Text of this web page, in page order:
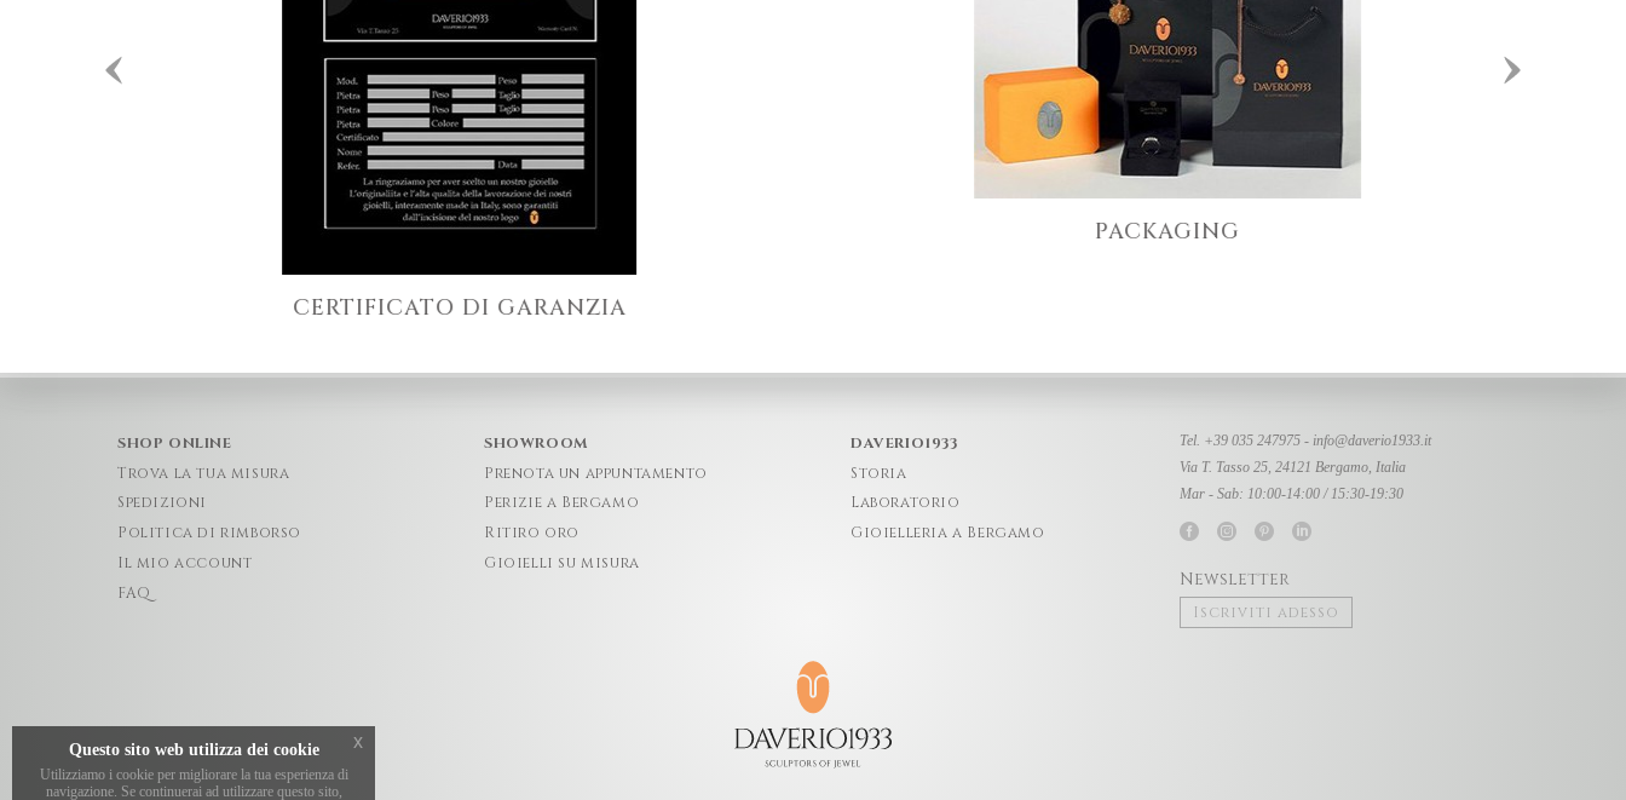
CERTIFICATO DI GARANZIA
PACKAGING
SHOP ONLINE
Trova la tua misura
Spedizioni
Politica di rimborso
Il mio account
FAQ
SHOWROOM
Prenota un appuntamento
Perizie a Bergamo
Ritiro oro
Gioielli su misura
DAVERIO1933
Storia
Laboratorio
Gioielleria a Bergamo
Tel. +39 035 247975 - info@daverio1933.it
Via T. Tasso 25, 24121 Bergamo, Italia
Mar - Sab: 10:00-14:00 / 15:30-19:30
Newsletter
Iscriviti adesso
Questo sito web utilizza dei cookie
Utilizziamo i cookie per migliorare la tua esperienza di
navigazione. Se continuerai ad utilizzare questo sito,
x